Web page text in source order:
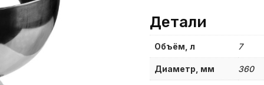
Детали
Объём, л 7
Диаметр, мм 360